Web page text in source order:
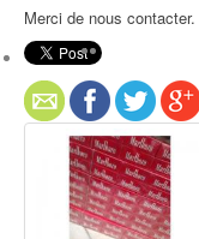
Merci de nous contacter.